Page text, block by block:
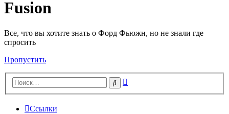
Fusion
Все, что вы хотите знать о Форд Фьюжн, но не знали где
спросить
Пропустить
Поиск
Ссылки